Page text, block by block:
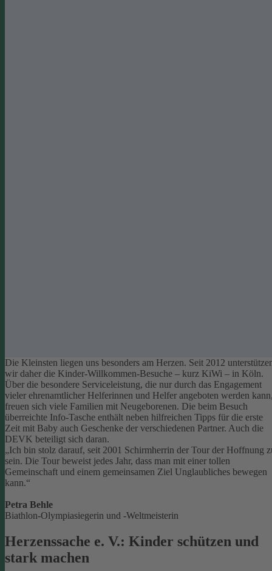
Die Kleinsten liegen uns besonders am Herzen. Seit 2012
wir daher die Kinder-Willkommen-Besuche – kurz KiWi – in Köln.
Über die besondere Serviceleistung, die nur durch das Engagement
vieler ehrenamtlicher Helferinnen und Helfer angeboten werden
freuen sich viele Familien mit Neugeborenen. Die beim Besuch
überreichte Info-Tasche enthält neben hilfreichen Tipps für die erste
Zeit mit Baby auch Geschenke der verschiedenen Partner. Auch die
DEVK beteiligt sich daran.
„Ich bin stolz darauf, seit 2001 Schirmherrin der Tour der Hoffnung
sein. Die Tour beweist jedes Jahr, dass man mit einer tollen
Gemeinschaft und einem gemeinsamen Ziel Unglaubliches bewegen
kann.“
Petra Behle
Biathlon-Olympiasiegerin und -Weltmeisterin
Herzenssache e. V.: Kinder schützen und
stark machen